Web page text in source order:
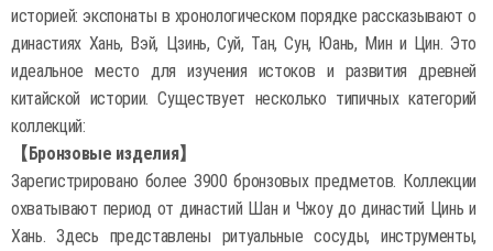
историей: экспонаты в хронологическом порядке рассказывают о
династиях Хань, Вэй, Цзинь, Суй, Тан, Сун, Юань, Мин и Цин. Это
идеальное место для изучения истоков и развития древней
китайской истории. Существует несколько типичных категорий
коллекций:
【Бронзовые изделия】
Зарегистрировано более 3900 бронзовых предметов. Коллекции
охватывают период от династий Шан и Чжоу до династий Цинь и
Хань. Здесь представлены ритуальные сосуды, инструменты,